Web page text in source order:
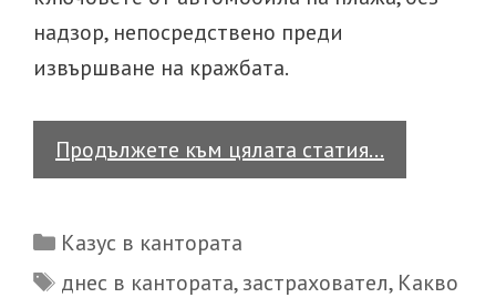
надзор, непосредствено преди
извършване на кражбата.
Продължете към цялата статия…
в
Categories
Казус в кантората
Tags
днес в кантората,застраховател, Какво